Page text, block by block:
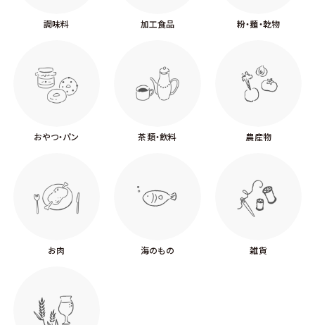
調味料 加工食品 粉・麺・乾物
おやつ・パン 茶類・飲料 農産物
お肉 海のもの 雑貨